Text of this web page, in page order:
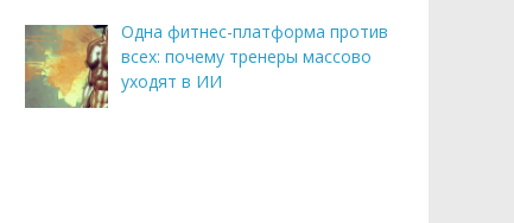
Одна фитнес-платформа против
всех: почему тренеры массово
уходят в ИИ